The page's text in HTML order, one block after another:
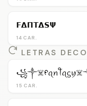
14 CAR.
𝗙𝝙𝝥𝝩𝝙𝗦𝝭
LETRAS
15 CAR.